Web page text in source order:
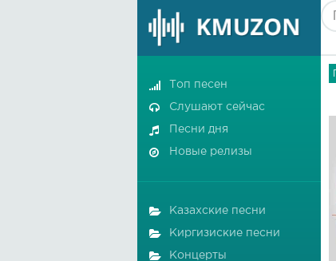
Топ песен
Слушают сейчас
Песни дня
Новые релизы
Казахские песни
Киргизиские песни
Концерты